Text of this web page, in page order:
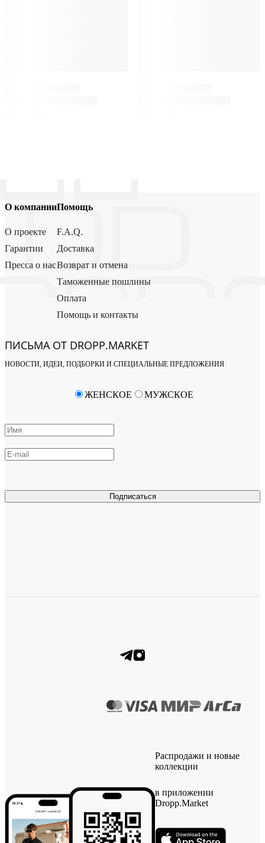
О компании
О проекте
Гарантии
Пресса о нас
Помощь
F.A.Q.
Доставка
Возврат и отмена
Таможенные пошлины
Оплата
Помощь и контакты
ПИСЬМА ОТ DROPP.MARKET
НОВОСТИ, ИДЕИ, ПОДБОРКИ И СПЕЦИАЛЬНЫЕ ПРЕДЛОЖЕНИЯ
Подписаться
ЖЕНСКОЕ МУЖСКОЕ
Распродажи и новые
коллекции
в приложении
Dropp.Market